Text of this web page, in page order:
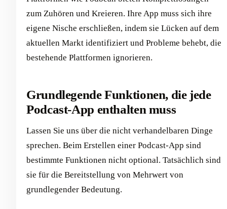
zum Zuhören und Kreieren. Ihre App muss sich ihre
eigene Nische erschließen, indem sie Lücken auf dem
aktuellen Markt identifiziert und Probleme behebt, die
bestehende Plattformen ignorieren.
Grundlegende Funktionen, die jede
Podcast-App enthalten muss
Lassen Sie uns über die nicht verhandelbaren Dinge
sprechen. Beim Erstellen einer Podcast-App sind
bestimmte Funktionen nicht optional. Tatsächlich sind
sie für die Bereitstellung von Mehrwert von
grundlegender Bedeutung.